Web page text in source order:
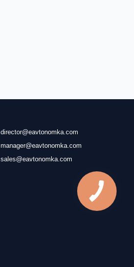
director@eavtonomka.com
manager@eavtonomka.com
sales@eavtonomka.com